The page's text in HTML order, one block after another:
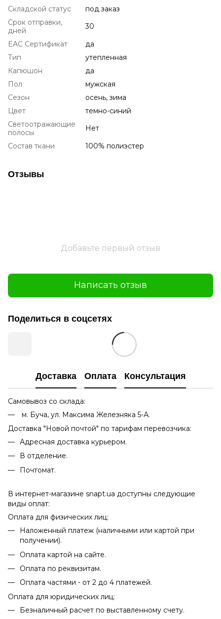
Складской статус
под заказ
Срок отправки,
дней
30
EAC Сертификат
да
Тип
утепленная
Капюшон
да
Пол
мужская
Сезон
осень, зима
Цвет
темно-синий
Светоотражающие
полосы
Нет
Состав ткани
100% полиэстер
Отзывы
Добавьте первый отзыв
Написать отзыв
Поделиться в соцсетях
Доставка Оплата Консультация
Самовывоз со склада:
м. Буча, ул. Максима Железняка 5-А.
Доставка "Новой почтой" по тарифам перевозчика:
Адресная доставка курьером.
В отделение.
Почтомат.
В интернет-магазине snapt.ua доступны следующие
виды оплат:
Оплата для физических лиц:
Наложенный платеж (наличными или картой при
получении).
Оплата картой на сайте.
Оплата по реквизитам.
Оплата частями - от 2 до 4 платежей.
Оплата для юридических лиц:
Безналичный расчет по выставленному счету.